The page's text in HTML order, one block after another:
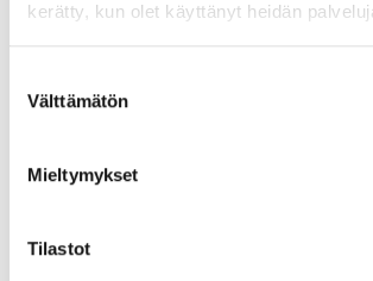
kerätty, kun olet käyttänyt heidän
valinta
Välttämätön
Mieltymykset
Tilastot
Ilmasto muuttuu, luonto köyhtyy ja
Kartalla – Johdanto